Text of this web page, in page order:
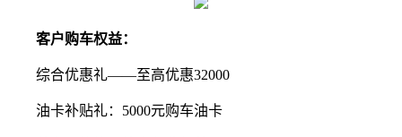
客户购车权益：
综合优惠礼——至高优惠32000
油卡补贴礼：5000元购车油卡